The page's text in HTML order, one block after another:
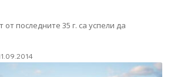
последните 35 г. са успели да